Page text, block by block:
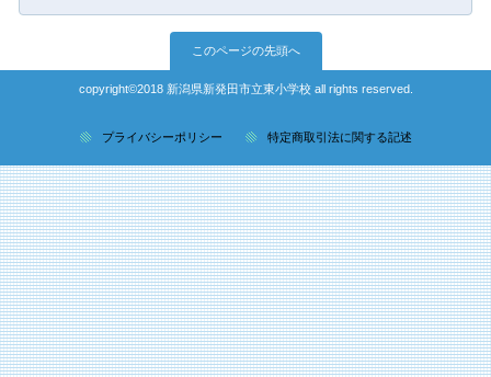
このページの先頭へ
copyright©2018 新潟県新発田市立東小学校 all rights reserved.
プライバシーポリシー 特定商取引法に関する記述